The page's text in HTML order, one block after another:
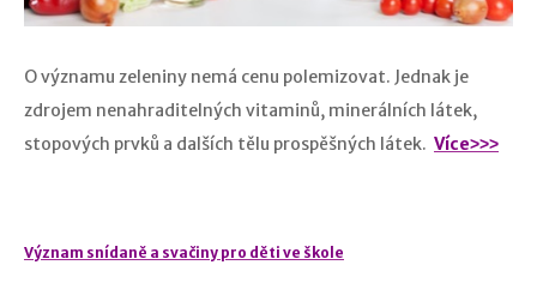
O významu zeleniny nemá cenu polemizovat. Jednak je
zdrojem nenahraditelných vitaminů, minerálních látek,
stopových prvků a dalších tělu prospěšných látek. Více˃˃˃
Význam snídaně a svačiny pro děti ve škole